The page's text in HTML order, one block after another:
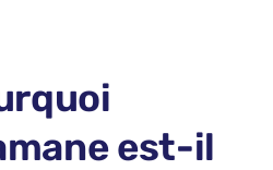
est-il